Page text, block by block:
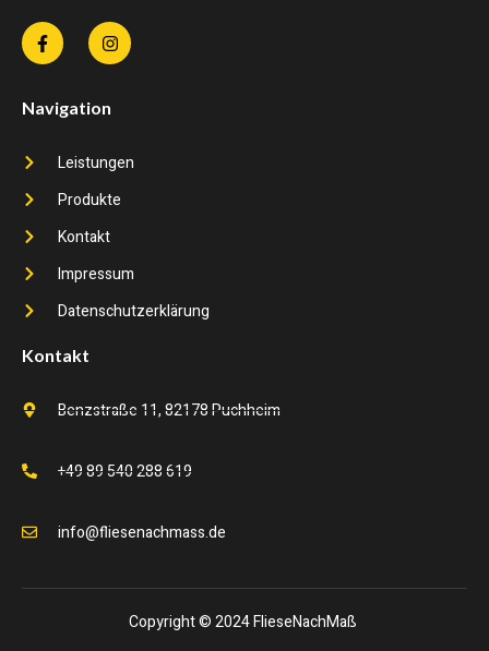
Navigation
Leistungen
Produkte
Kontakt
Impressum
Datenschutzerklärung
Kontakt
Benzstraße 11, 82178 Puchheim
+49 89 540 288 619
info@fliesenachmass.de
Copyright © 2024 FlieseNachMaß